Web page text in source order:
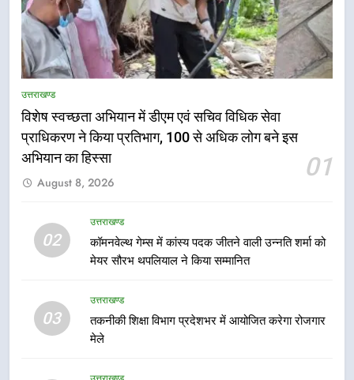
उत्तराखण्ड
विशेष स्वच्छता अभियान में डीएम एवं सचिव विधिक सेवा
प्राधिकरण ने किया प्रतिभाग, 100 से अधिक लोग बने इस
अभियान का हिस्सा
01
August 8, 2026
02
उत्तराखण्ड
कॉमनवेल्थ गेम्स में कांस्य पदक जीतने वाली उन्नति शर्मा को
मेयर सौरभ थपलियाल ने किया सम्मानित
03
उत्तराखण्ड
तकनीकी शिक्षा विभाग प्रदेशभर में आयोजित करेगा रोजगार
मेले
5
हर घर तिरंगा अभियान को जन-जन तक
उत्तराखण्ड